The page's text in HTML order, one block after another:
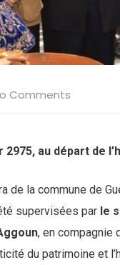
Comments
au départ de
de la commune de
supervisées par le
, en compagnie
du patrimoine et